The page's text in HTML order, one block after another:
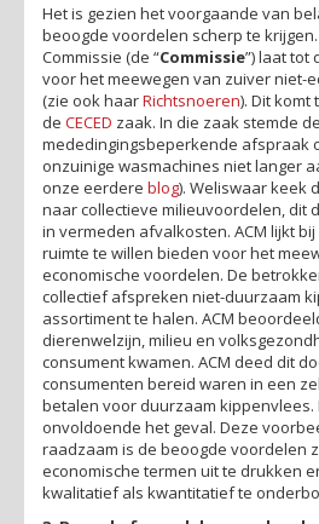
Het is gezien het voorgaande van
beoogde voordelen scherp te
Commissie (de “Commissie”) laat tot
voor het meewegen van zuiver niet-
(zie ook haarRichtsnoeren). Dit
de CECED zaak. In die zaak stemde
mededingingsbeperkende afspraak
onzuinige wasmachines niet langer
onze eerdere blog). Weliswaar keek
naar collectieve milieuvoordelen, dit
in vermeden afvalkosten. ACM lijkt bij
ruimte te willen bieden voor het
economische voordelen. De
collectief afspreken niet-duurzaam
assortiment te halen. ACM
dierenwelzijn, milieu en
consument kwamen. ACM deed dit
consumenten bereid waren in een
betalen voor duurzaam kippenvlees.
onvoldoende het geval. Deze
raadzaam is de beoogde voordelen
economische termen uit te drukken
kwalitatief als kwantitatief te